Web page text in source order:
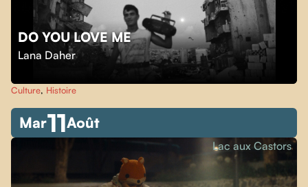
DO YOU LOVE ME
Lana Daher
Culture, Histoire
Mar11Août
Lac aux Castors